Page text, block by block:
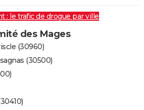
: le trafic de drogue par ville
des Mages
(30960)
(30500)